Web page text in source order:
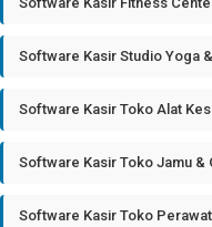
Software Kasir Studio Yoga
Software Kasir Toko Alat
Software Kasir Toko Jamu &
Software Kasir Toko